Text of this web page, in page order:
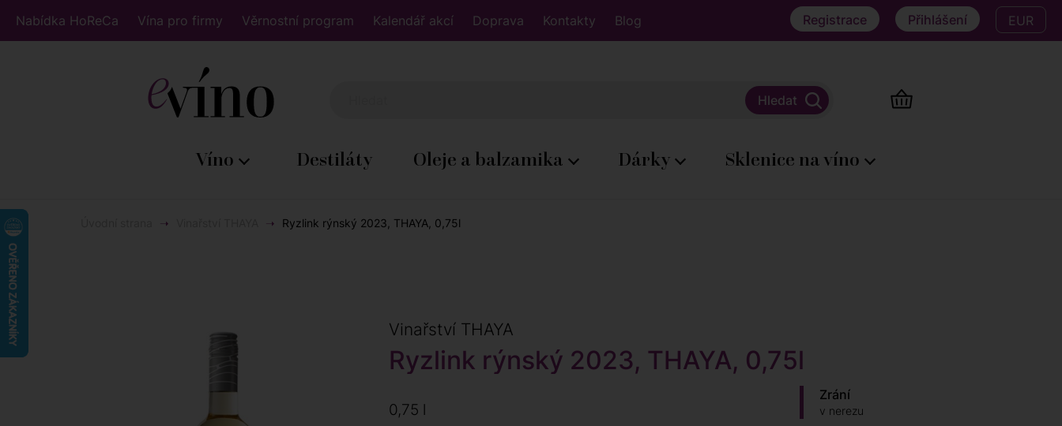
Nabídka HoReCa Vína pro firmy Věrnostní program Kalendář akcí Doprava Kontakty Blog Registrace Přihlášení EUR
Víno Destiláty Oleje a balzamika Dárky Sklenice na víno
Ryzlink rýnský 2023, THAYA, 0,75l
Vinařství THAYA
Ryzlink rýnský 2023, THAYA, 0,75l
0,75 l
Zrání
v nerezu